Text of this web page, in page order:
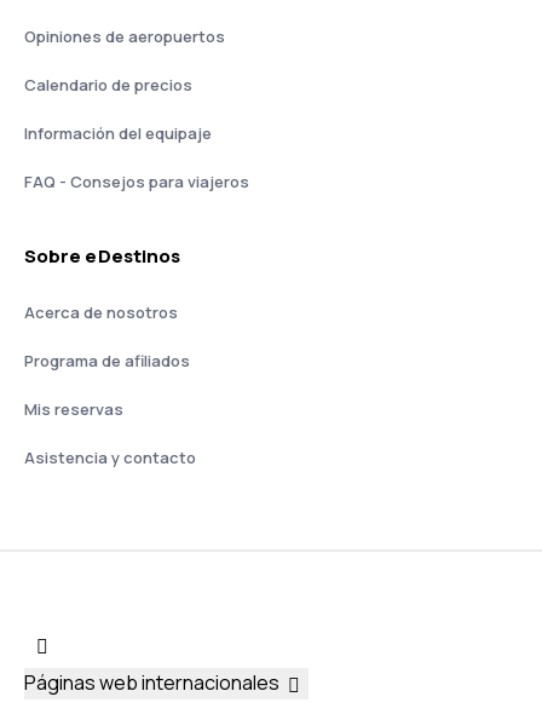
Opiniones de aeropuertos
Calendario de precios
Información del equipaje
FAQ - Consejos para viajeros
Sobre eDestinos
Acerca de nosotros
Programa de afiliados
Mis reservas
Asistencia y contacto
Páginas web internacionales